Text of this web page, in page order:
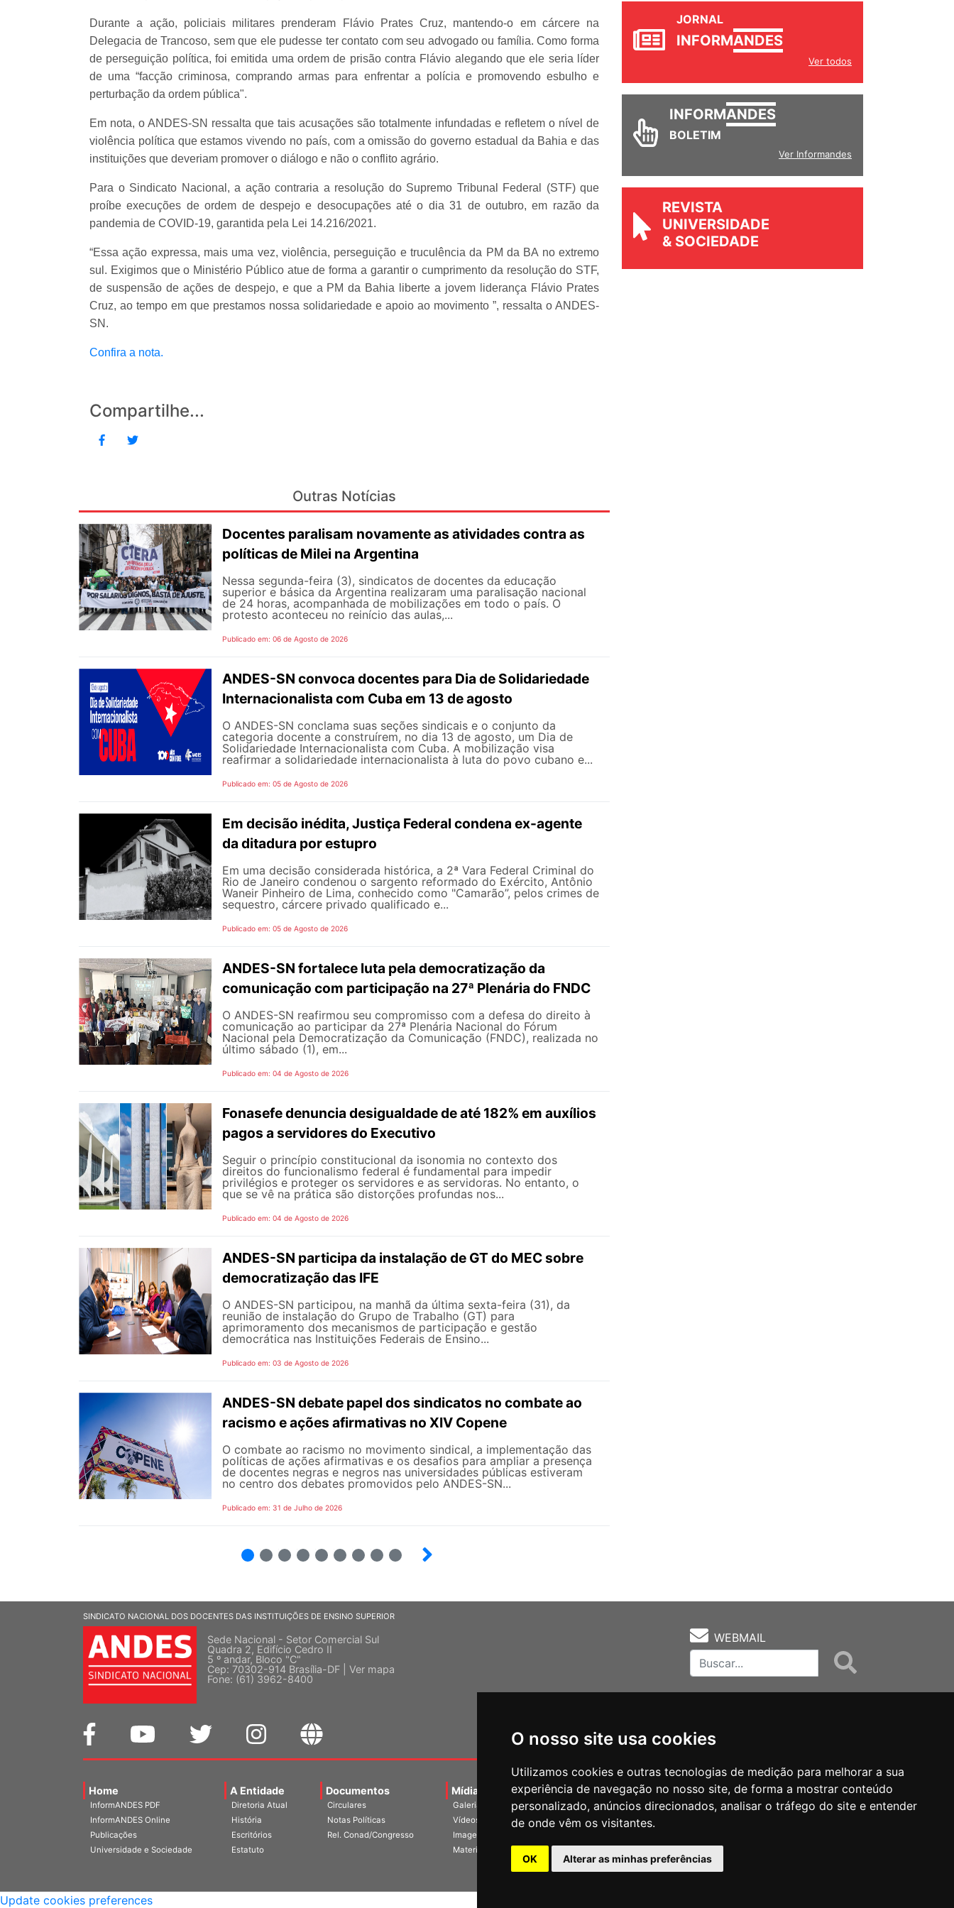
O nosso site usa cookies
Utilizamos cookies e outras tecnologias de medição para melhorar a sua
experiência de navegação no nosso site, de forma a mostrar conteúdo
personalizado, anúncios direcionados, analisar o tráfego do site e entender
de onde vêm os visitantes.
OK Alterar as minhas preferências
Durante a ação, policiais militares prenderam Flávio Prates Cruz, mantendo-o em cárcere na
Delegacia de Trancoso, sem que ele pudesse ter contato com seu advogado ou família. Como forma
de perseguição política, foi emitida uma ordem de prisão contra Flávio alegando que ele seria líder
de uma “facção criminosa, comprando armas para enfrentar a polícia e promovendo esbulho e
perturbação da ordem pública".
Em nota, o ANDES-SN ressalta que tais acusações são totalmente infundadas e refletem o nível de
violência política que estamos vivendo no país, com a omissão do governo estadual da Bahia e das
instituições que deveriam promover o diálogo e não o conflito agrário.
Para o Sindicato Nacional, a ação contraria a resolução do Supremo Tribunal Federal (STF) que
proíbe execuções de ordem de despejo e desocupações até o dia 31 de outubro, em razão da
pandemia de COVID-19, garantida pela Lei 14.216/2021.
“Essa ação expressa, mais uma vez, violência, perseguição e truculência da PM da BA no extremo
sul. Exigimos que o Ministério Público atue de forma a garantir o cumprimento da resolução do STF,
de suspensão de ações de despejo, e que a PM da Bahia liberte a jovem liderança Flávio Prates
Cruz, ao tempo em que prestamos nossa solidariedade e apoio ao movimento ”, ressalta o ANDES-
SN.
Confira a nota.
Compartilhe...
Outras Notícias
Docentes paralisam novamente as atividades contra as
políticas de Milei na Argentina
Nessa segunda-feira (3), sindicatos de docentes da educação
superior e básica da Argentina realizaram uma paralisação nacional
de 24 horas, acompanhada de mobilizações em todo o país. O
protesto aconteceu no reinício das aulas,...
Publicado em: 06 de Agosto de 2026
ANDES-SN convoca docentes para Dia de Solidariedade
Internacionalista com Cuba em 13 de agosto
O ANDES-SN conclama suas seções sindicais e o conjunto da
categoria docente a construírem, no dia 13 de agosto, um Dia de
Solidariedade Internacionalista com Cuba. A mobilização visa
reafirmar a solidariedade internacionalista à luta do povo cubano e...
Publicado em: 05 de Agosto de 2026
Em decisão inédita, Justiça Federal condena ex-agente
da ditadura por estupro
Em uma decisão considerada histórica, a 2ª Vara Federal Criminal do
Rio de Janeiro condenou o sargento reformado do Exército, Antônio
Waneir Pinheiro de Lima, conhecido como "Camarão”, pelos crimes de
sequestro, cárcere privado qualificado e...
Publicado em: 05 de Agosto de 2026
ANDES-SN fortalece luta pela democratização da
comunicação com participação na 27ª Plenária do FNDC
O ANDES-SN reafirmou seu compromisso com a defesa do direito à
comunicação ao participar da 27ª Plenária Nacional do Fórum
Nacional pela Democratização da Comunicação (FNDC), realizada no
último sábado (1), em...
Publicado em: 04 de Agosto de 2026
Fonasefe denuncia desigualdade de até 182% em auxílios
pagos a servidores do Executivo
Seguir o princípio constitucional da isonomia no contexto dos
direitos do funcionalismo federal é fundamental para impedir
privilégios e proteger os servidores e as servidoras. No entanto, o
que se vê na prática são distorções profundas nos...
Publicado em: 04 de Agosto de 2026
ANDES-SN participa da instalação de GT do MEC sobre
democratização das IFE
O ANDES-SN participou, na manhã da última sexta-feira (31), da
reunião de instalação do Grupo de Trabalho (GT) para
aprimoramento dos mecanismos de participação e gestão
democrática nas Instituições Federais de Ensino...
Publicado em: 03 de Agosto de 2026
ANDES-SN debate papel dos sindicatos no combate ao
racismo e ações afirmativas no XIV Copene
O combate ao racismo no movimento sindical, a implementação das
políticas de ações afirmativas e os desafios para ampliar a presença
de docentes negras e negros nas universidades públicas estiveram
no centro dos debates promovidos pelo ANDES-SN...
Publicado em: 31 de Julho de 2026
JORNAL
INFORMANDES
Ver todos
INFORMANDES
BOLETIM
Ver Informandes
REVISTA
UNIVERSIDADE
& SOCIEDADE
SINDICATO NACIONAL DOS DOCENTES DAS INSTITUIÇÕES DE ENSINO SUPERIOR
Sede Nacional - Setor Comercial Sul
Quadra 2, Edifício Cedro II
5 º andar, Bloco "C"
Cep: 70302-914 Brasília-DF | Ver mapa
Fone: (61) 3962-8400
WEBMAIL
Home
InformANDES PDF
InformANDES Online
Publicações
Universidade e Sociedade
A Entidade
Diretoria Atual
História
Escritórios
Estatuto
Documentos
Circulares
Notas Políticas
Rel. Conad/Congresso
Mídias
Galerias
Vídeos
Imagens
Materiais
Agenda Notícias Notas Técnicas Fale Conocsco
Update cookies preferences